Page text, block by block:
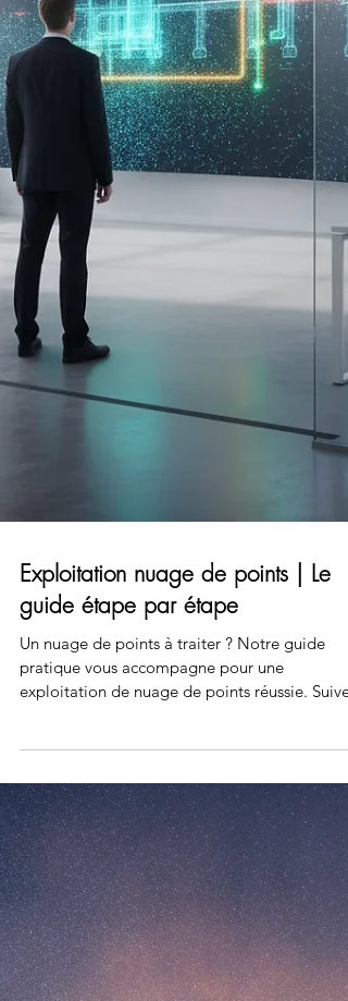
Exploitation nuage de points | Le
guide étape par étape
Un nuage de points à traiter ? Notre guide
pratique vous accompagne pour une
exploitation de nuage de points réussie. Suivez
nos conseils et étapes claires.